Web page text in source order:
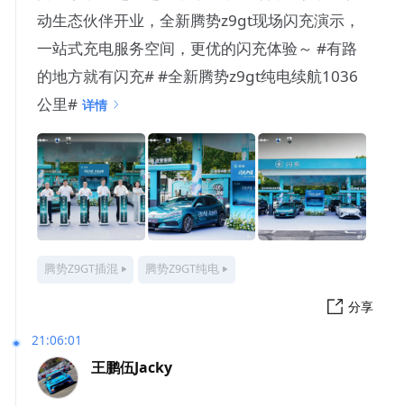
动生态伙伴开业，全新腾势z9gt现场闪充演示，
一站式充电服务空间，更优的闪充体验～ #有路
的地方就有闪充# ​​​#全新腾势z9gt纯电续航1036
公里# 详情
腾势Z9GT插混 腾势Z9GT纯电
分享
21:06:01
王鹏伍Jacky